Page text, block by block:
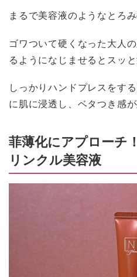
まるで美容液のようなとろ
ゴワついて硬くなった大人
るようになじませるとスッ
しっかりハンドプレスをす
に肌に浸透し、ベタつき感が
菲薄化にアプローチ
リンクル美容液